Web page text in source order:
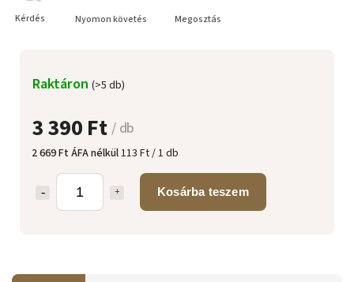
3 390 Ft/ db
2 669 Ft ÁFA nélkül113 Ft / 1 db
Kosárba teszem
Raktáron (>5 db)
Kérdés Nyomon követés Megosztás